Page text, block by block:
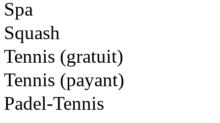
Spa
Squash
Tennis (gratuit)
Tennis (payant)
Padel-Tennis